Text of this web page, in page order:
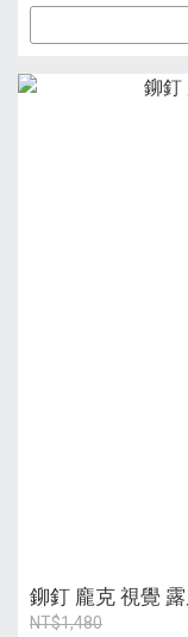
鉚釘 龐克 視覺
NT$1,480